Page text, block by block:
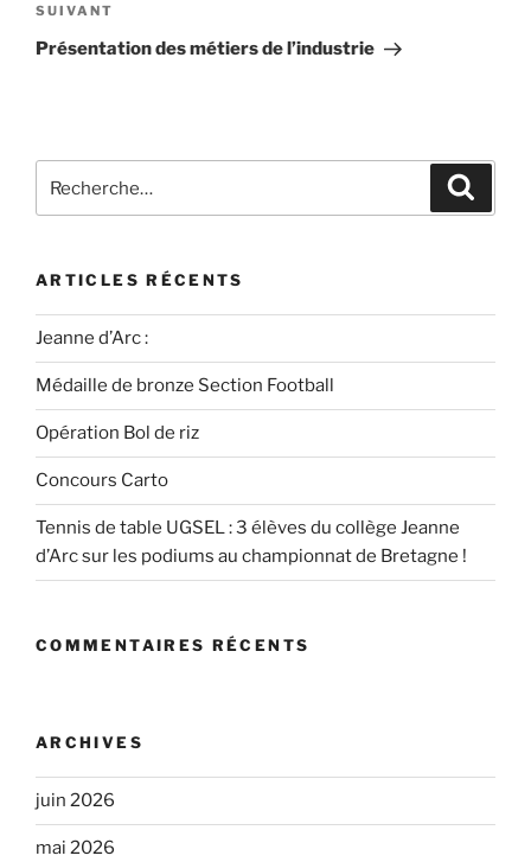
SUIVANT
Présentation des métiers de l’industrie
ARTICLES RÉCENTS
Jeanne d’Arc :
Médaille de bronze Section Football
Opération Bol de riz
Concours Carto
Tennis de table UGSEL : 3 élèves du collège Jeanne
d’Arc sur les podiums au championnat de Bretagne !
COMMENTAIRES RÉCENTS
ARCHIVES
juin 2026
mai 2026